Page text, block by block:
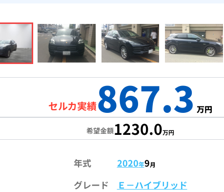
セルカ実績867.3 万円
希望金額1230.0万円
年式 2020年9月
グレード
Ｅ－ハイブリッド